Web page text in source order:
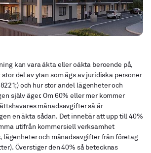
Ekonomisk plan
Kostnadskalkyl
Intygsgivning
Underhållsplaner
Kontakta oss
Karriär
kan vara äkta eller oäkta beroende på,
del av ytan som ägs av juridiska personer
och hur stor andel lägenheter och
själv äger. Om 60% eller mer kommer
månadsavgifter så är
en äkta sådan. Det innebär att upp till 40%
utifrån kommersiell verksamhet
lägenheter och månadsavgifter från företag
Överstiger den 40% så betecknas